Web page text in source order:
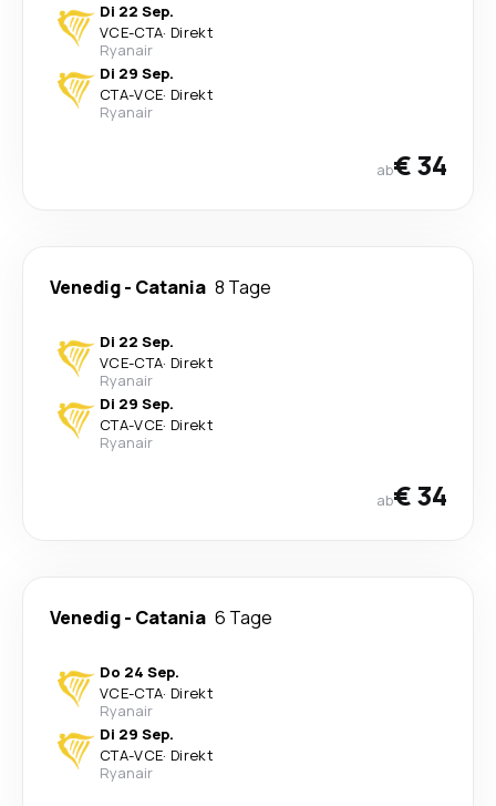
Di 22 Sep.
VCE-CTA· Direkt
Ryanair
Di 29 Sep.
CTA-VCE· Direkt
Ryanair
ab€ 34
Venedig- Catania 8 Tage
Di 22 Sep.
VCE-CTA· Direkt
Ryanair
Di 29 Sep.
CTA-VCE· Direkt
Ryanair
ab€ 34
Venedig- Catania 6 Tage
Do 24 Sep.
VCE-CTA· Direkt
Ryanair
Di 29 Sep.
CTA-VCE· Direkt
Ryanair